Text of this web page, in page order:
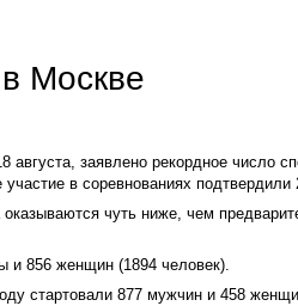
Москве
заявлено рекордное число
участие в соревнованиях
чуть ниже, чем
и 856 женщин (1894 человек).
стартовали 877 мужчин и 458